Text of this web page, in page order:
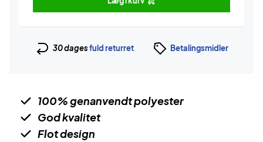
30 dagesfuld returret Betalingsmidler
100% genanvendt polyester
God kvalitet
Flot design